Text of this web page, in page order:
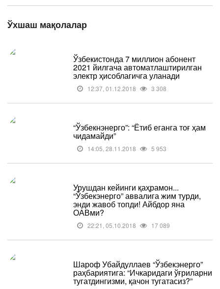
Ўхшаш мақолалар
Ўзбекистонда 7 миллион абонент
2021 йилгача автоматлаштирилган
электр ҳисоблагичга уланади
12:37, 01.12.2018 3 308
“Ўзбекнэнерго”: “Ётиб еганга тоғ ҳам
чидамайди”
14:05, 28.11.2018 5 953
Урушдан кейинги қаҳрамон...
“Ўзбекэнерго” аввалига жим турди,
энди жавоб топди! Айбдор яна
ОАВми?
22:21, 05.10.2018 17 089
Шароф Убайдуллаев “Ўзбекэнерго”
раҳбариятига: “Ичкаридаги ўғриларни
тугатдингизми, қачон тугатасиз?”